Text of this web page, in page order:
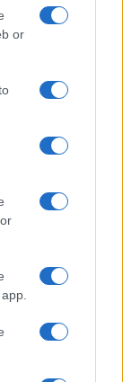
or